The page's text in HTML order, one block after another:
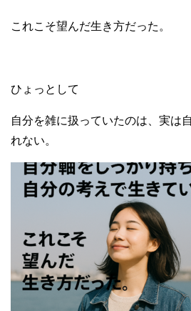
これこそ望んだ生き方だった。
ひょっとして
自分を雑に扱っていたのは、実は
れない。